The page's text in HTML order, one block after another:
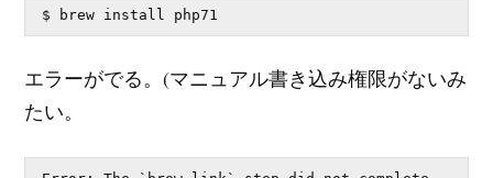
エラーがでる。(マニュアル書き込み権限がないみ
たい。